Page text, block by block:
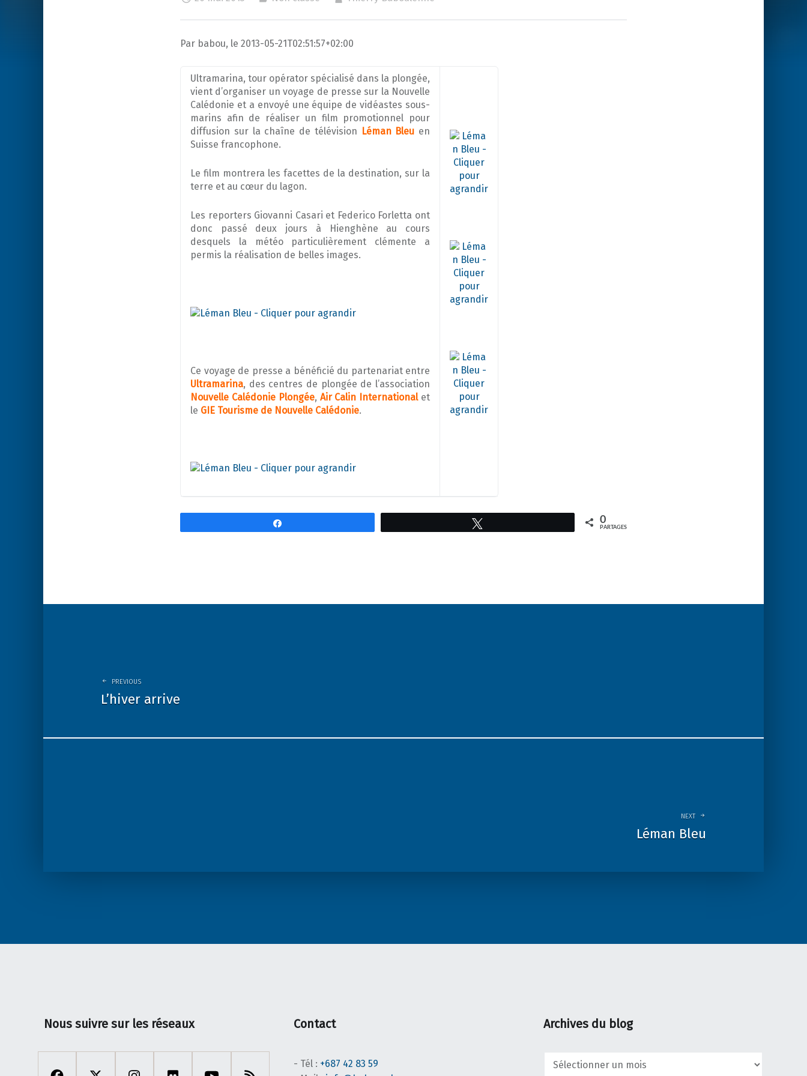
Par babou, le 2013-05-21T02:51:57+02:00
Ultramarina, tour opérator spécialisé dans la plongée,
vient d’organiser un voyage de presse sur la Nouvelle
Calédonie et a envoyé une équipe de vidéastes sous-
marins afin de réaliser un film promotionnel pour
diffusion sur la chaîne de télévision
Léman Bleu en
Suisse francophone.
Le film montrera les facettes de la destination, sur la
terre et au cœur du lagon.
Les reporters Giovanni Casari et Federico Forletta ont
donc passé deux jours à Hienghène au cours
desquels la météo particulièrement clémente a
permis la réalisation de belles images.
Ce voyage de presse a bénéficié du partenariat entre
Ultramarina, des centres de plongée de l’association
Nouvelle Calédonie Plongée, Air Calin Internationalet
le GIE Tourisme de Nouvelle Calédonie.
0
PARTAGES
PREVIOUS
L’hiver arrive
NEXT
Léman Bleu
Nous suivre sur les réseaux Contact
- Tél : +687 42 83 59
Archives du blog
Archives